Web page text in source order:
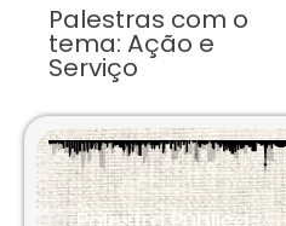
Palestras com o
tema: Ação e
Serviço